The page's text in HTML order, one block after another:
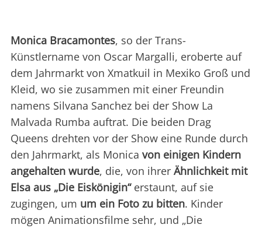
Monica Bracamontes, so der Trans-
Künstlername von Oscar Margalli, eroberte auf
dem Jahrmarkt von Xmatkuil in Mexiko Groß und
Kleid, wo sie zusammen mit einer Freundin
namens Silvana Sanchez bei der Show La
Malvada Rumba auftrat. Die beiden Drag
Queens drehten vor der Show eine Runde durch
den Jahrmarkt, als Monica von einigen Kindern
angehalten wurde, die, von ihrer Ähnlichkeit mit
Elsa aus „Die Eiskönigin“erstaunt, auf sie
zugingen, um um ein Foto zu bitten. Kinder
mögen Animationsfilme sehr, und „Die